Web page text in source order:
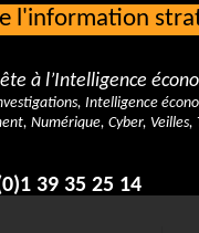
l'information
à l’Intelligence
Intelligence
Numérique, Cyber, Veilles,
39 35 25 14